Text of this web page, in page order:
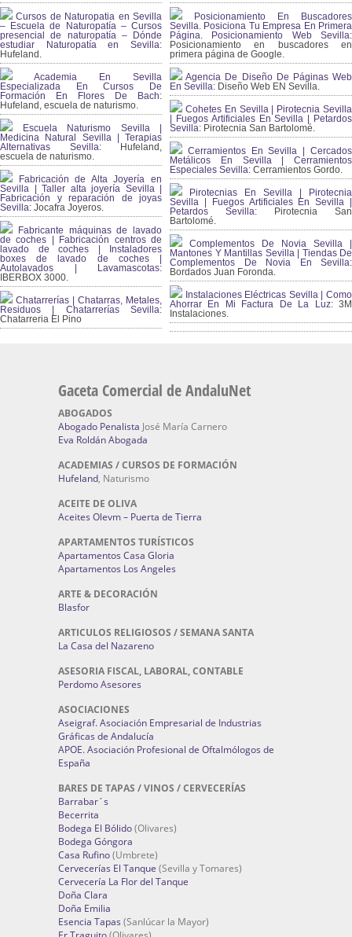
Cursos de Naturopatia en Sevilla
– Escuela de Naturopatía – Cursos
presencial de naturopatía – Dónde
estudiar Naturopatía en Sevilla:
Hufeland.
Academia En Sevilla
Especializada En Cursos De
Formación En Flores De Bach:
Hufeland, escuela de naturismo.
Escuela Naturismo Sevilla |
Medicina Natural Sevilla | Terapias
Alternativas Sevilla: Hufeland,
escuela de naturismo.
Fabricación de Alta Joyería en
Sevilla | Taller alta joyería Sevilla |
Fabricación y reparación de joyas
Sevilla: Jocafra Joyeros.
Fabricante máquinas de lavado
de coches | Fabricación centros de
lavado de coches | Instaladores
boxes de lavado de coches |
Autolavados | Lavamascotas:
IBERBOX 3000.
Chatarrerías | Chatarras, Metales,
Residuos | Chatarrerías Sevilla:
Chatarreria El Pino
Posicionamiento En Buscadores
Sevilla. Posiciona Tu Empresa En Primera
Página. Posicionamiento Web Sevilla:
Posicionamiento en buscadores en
primera página de Google.
Agencia De Diseño De Páginas Web
En Sevilla: Diseño Web EN Sevilla.
Cohetes En Sevilla | Pirotecnia Sevilla
| Fuegos Artificiales En Sevilla | Petardos
Sevilla: Pirotecnia San Bartolomé.
Cerramientos En Sevilla | Cercados
Metálicos En Sevilla | Cerramientos
Especiales Sevilla: Cerramientos Gordo.
Pirotecnias En Sevilla | Pirotecnia
Sevilla | Fuegos Artificiales En Sevilla |
Petardos Sevilla: Pirotecnia San
Bartolomé.
Complementos De Novia Sevilla |
Mantones Y Mantillas Sevilla | Tiendas De
Complementos De Novia En Sevilla:
Bordados Juan Foronda.
Instalaciones Eléctricas Sevilla | Como
Ahorrar En Mi Factura De La Luz:3M
Instalaciones.
Gaceta Comercial de AndaluNet
ABOGADOS
Abogado Penalista José María Carnero
Eva Roldán Abogada
ACADEMIAS / CURSOS DE FORMACIÓN
Hufeland, Naturismo
ACEITE DE OLIVA
Aceites Olevm – Puerta de Tierra
APARTAMENTOS TURÍSTICOS
Apartamentos Casa Gloria
Apartamentos Los Angeles
ARTE & DECORACIÓN
Blasfor
ARTICULOS RELIGIOSOS / SEMANA SANTA
La Casa del Nazareno
ASESORIA FISCAL, LABORAL, CONTABLE
Perdomo Asesores
ASOCIACIONES
Aseigraf. Asociación Empresarial de Industrias
Gráficas de Andalucía
APOE. Asociación Profesional de Oftalmólogos de
España
BARES DE TAPAS / VINOS / CERVECERÍAS
Barrabar´s
Becerrita
Bodega El Bólido(Olivares)
Bodega Góngora
Casa Rufino(Umbrete)
Cervecerías El Tanque (Sevilla y Tomares)
Cervecería La Flor del Tanque
Doña Clara
Doña Emilia
Esencia Tapas (Sanlúcar la Mayor)